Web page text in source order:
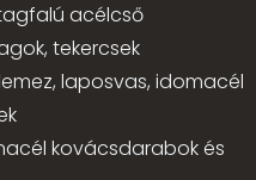
acélcső
tekercsek
laposvas, idomacél
kovácsdarabok és